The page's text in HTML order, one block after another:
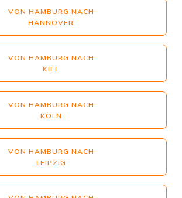
VON HAMBURG NACH
HANNOVER
VON HAMBURG NACH
KIEL
VON HAMBURG NACH
KÖLN
VON HAMBURG NACH
LEIPZIG